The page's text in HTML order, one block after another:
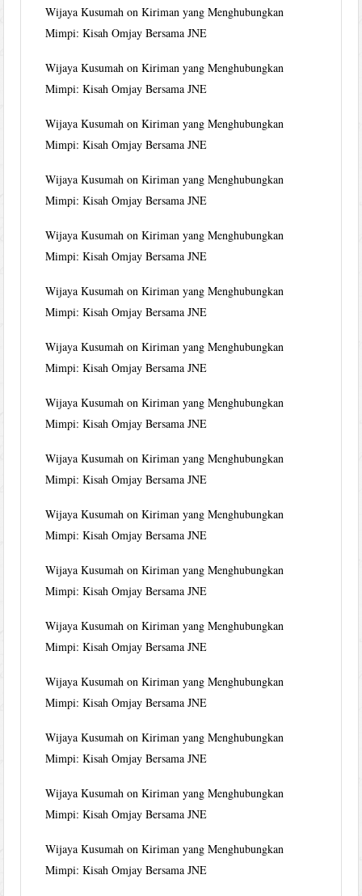
Wijaya Kusumah onKiriman yang Menghubungkan
Mimpi: Kisah Omjay Bersama JNE
Wijaya Kusumah onKiriman yang Menghubungkan
Mimpi: Kisah Omjay Bersama JNE
Wijaya Kusumah onKiriman yang Menghubungkan
Mimpi: Kisah Omjay Bersama JNE
Wijaya Kusumah onKiriman yang Menghubungkan
Mimpi: Kisah Omjay Bersama JNE
Wijaya Kusumah onKiriman yang Menghubungkan
Mimpi: Kisah Omjay Bersama JNE
Wijaya Kusumah onKiriman yang Menghubungkan
Mimpi: Kisah Omjay Bersama JNE
Wijaya Kusumah onKiriman yang Menghubungkan
Mimpi: Kisah Omjay Bersama JNE
Wijaya Kusumah onKiriman yang Menghubungkan
Mimpi: Kisah Omjay Bersama JNE
Wijaya Kusumah onKiriman yang Menghubungkan
Mimpi: Kisah Omjay Bersama JNE
Wijaya Kusumah onKiriman yang Menghubungkan
Mimpi: Kisah Omjay Bersama JNE
Wijaya Kusumah onKiriman yang Menghubungkan
Mimpi: Kisah Omjay Bersama JNE
Wijaya Kusumah onKiriman yang Menghubungkan
Mimpi: Kisah Omjay Bersama JNE
Wijaya Kusumah onKiriman yang Menghubungkan
Mimpi: Kisah Omjay Bersama JNE
Wijaya Kusumah onKiriman yang Menghubungkan
Mimpi: Kisah Omjay Bersama JNE
Wijaya Kusumah onKiriman yang Menghubungkan
Mimpi: Kisah Omjay Bersama JNE
Wijaya Kusumah onKiriman yang Menghubungkan
Mimpi: Kisah Omjay Bersama JNE